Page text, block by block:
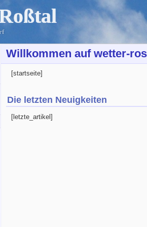
Willkommen auf wetter-
[startseite]
Die letzten Neuigkeiten
[letzte_artikel]